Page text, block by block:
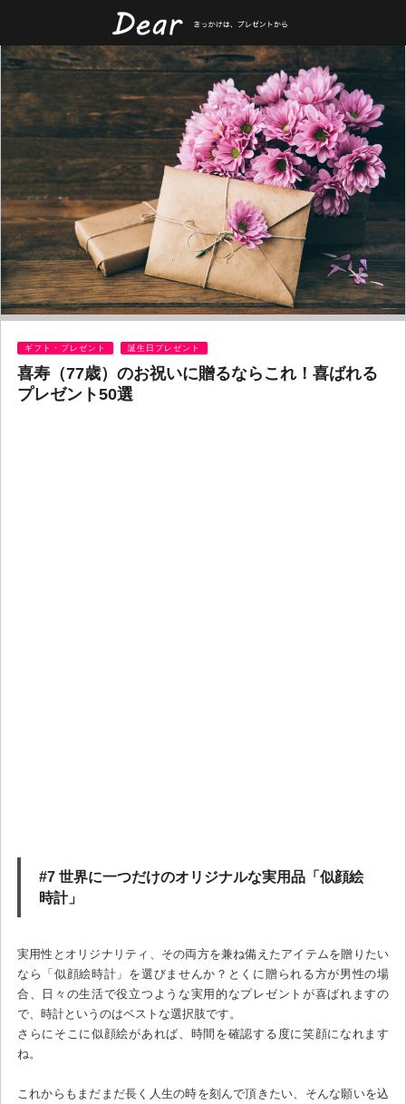
ギフト・プレゼント 誕生日プレゼント
喜寿（77歳）のお祝いに贈るならこれ！喜ばれる
プレゼント50選
#7 世界に一つだけのオリジナルな実用品「似顔絵
時計」
実用性とオリジナリティ、その両方を兼ね備えたアイテムを贈りたい
なら「似顔絵時計」を選びませんか？とくに贈られる方が男性の場
合、日々の生活で役立つような実用的なプレゼントが喜ばれますの
で、時計というのはベストな選択肢です。
さらにそこに似顔絵があれば、時間を確認する度に笑顔になれます
ね。
これからもまだまだ長く人生の時を刻んで頂きたい、そんな願いを込